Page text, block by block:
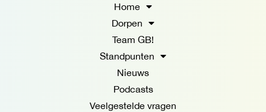
o
o
k
-
f
g
r
m
Home
Dorpen
Team GB!
Standpunten
Nieuws
Podcasts
Veelgestelde vragen